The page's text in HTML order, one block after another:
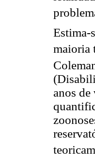
Estima-
maioria
anos